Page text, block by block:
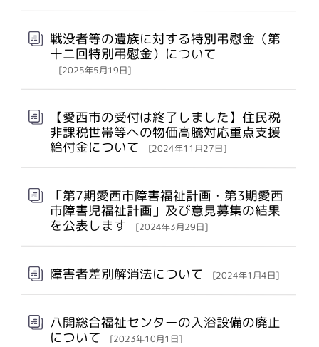
戦没者等の遺族に対する特別弔慰金（第
十二回特別弔慰金）について
[2025年5月19日]
【愛西市の受付は終了しました】住民税
非課税世帯等への物価高騰対応重点支援
給付金について [2024年11月27日]
「第7期愛西市障害福祉計画・第3期愛西
市障害児福祉計画」及び意見募集の結果
を公表します [2024年3月29日]
障害者差別解消法について [2024年1月4日]
八開総合福祉センターの入浴設備の廃止
について [2023年10月1日]